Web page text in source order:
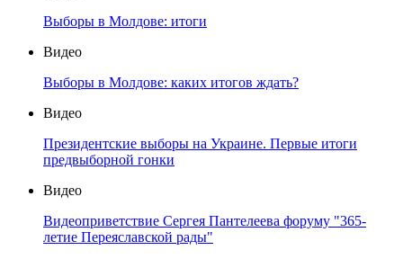
Выборы в Молдове: итоги
Видео
Выборы в Молдове: каких итогов ждать?
Видео
Президентские выборы на Украине. Первые итоги
предвыборной гонки
Видео
Видеоприветствие Сергея Пантелеева форуму "365-
летие Переяславской рады"